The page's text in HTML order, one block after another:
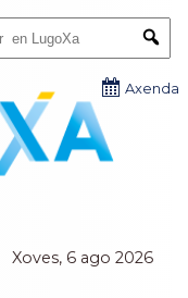
Xoves, 6 ago 2026
Axenda